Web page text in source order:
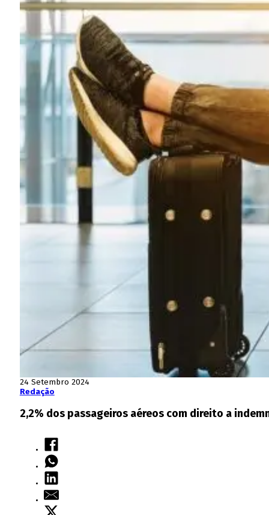
24 Setembro 2024
Redação
2,2% dos passageiros aéreos com direito a